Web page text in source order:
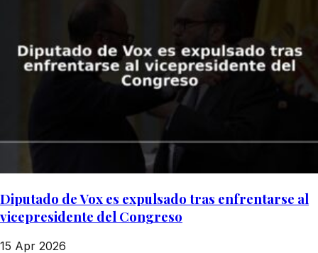
Diputado de Vox es expulsado tras enfrentarse al
vicepresidente del Congreso
15 Apr 2026